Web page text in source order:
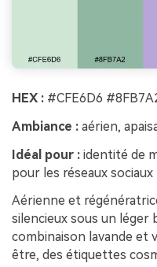
HEX : #CFE6D6
Ambiance : aérien,
Idéal pour : identité de
pour les réseaux sociaux
Aérienne et
silencieux sous un léger
combinaison lavande et
être, des étiquettes